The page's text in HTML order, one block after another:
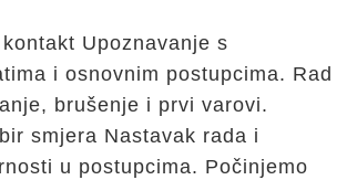
Upoznavanje s
i osnovnim postupcima. Rad
brušenje i prvi varovi.
smjera Nastavak rada i
u postupcima. Počinjemo